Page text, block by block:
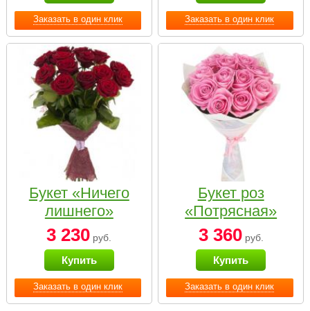
Заказать в один клик Заказать в один клик
Заказать в один клик
Букет «Ничего
лишнего»
3 230 руб.
Купить
Заказать в один клик
Букет роз
«Потрясная»
3 360руб.
Купить